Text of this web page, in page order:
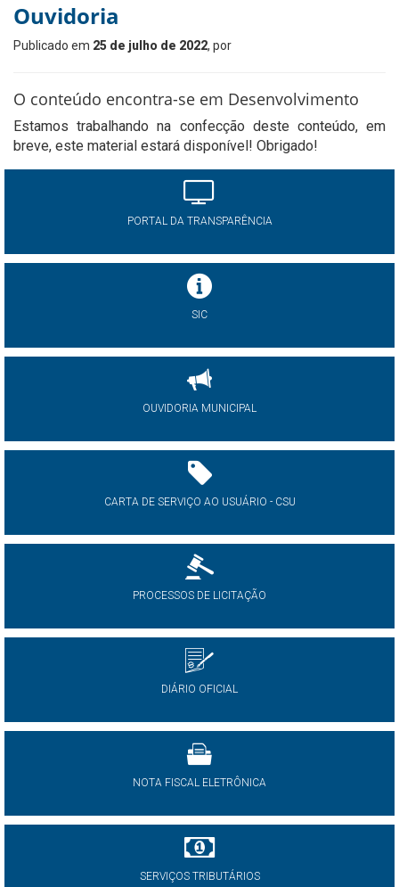
Ouvidoria
Publicado em 25 de julho de 2022, por
O conteúdo encontra-se em Desenvolvimento
Estamos trabalhando na confecção deste conteúdo, em
breve, este material estará disponível! Obrigado!
PORTAL DA TRANSPARÊNCIA
SIC
OUVIDORIA MUNICIPAL
CARTA DE SERVIÇO AO USUÁRIO - CSU
PROCESSOS DE LICITAÇÃO
DIÁRIO OFICIAL
NOTA FISCAL ELETRÔNICA
SERVIÇOS TRIBUTÁRIOS